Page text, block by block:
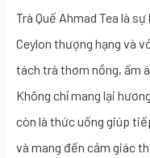
Trà Quế Ahmad Tea là
Ceylon thượng hạng và
tách trà thơm nồng, ấm
Không chỉ mang lại
còn là thức uống giúp
và mang đến cảm giác